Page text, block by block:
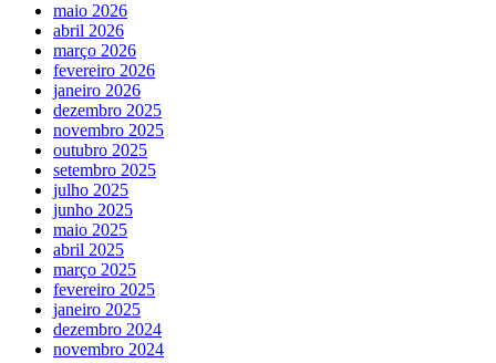
maio 2026
abril 2026
março 2026
fevereiro 2026
janeiro 2026
dezembro 2025
novembro 2025
outubro 2025
setembro 2025
julho 2025
junho 2025
maio 2025
abril 2025
março 2025
fevereiro 2025
janeiro 2025
dezembro 2024
novembro 2024